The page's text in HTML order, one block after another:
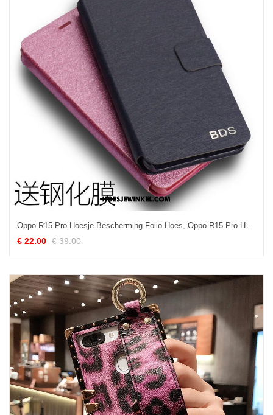
Oppo R15 Pro Hoesje Bescherming Folio Hoes, Oppo R15 Pro Hoesje Leren Etui Anti-fall
€ 22.00 € 39.00